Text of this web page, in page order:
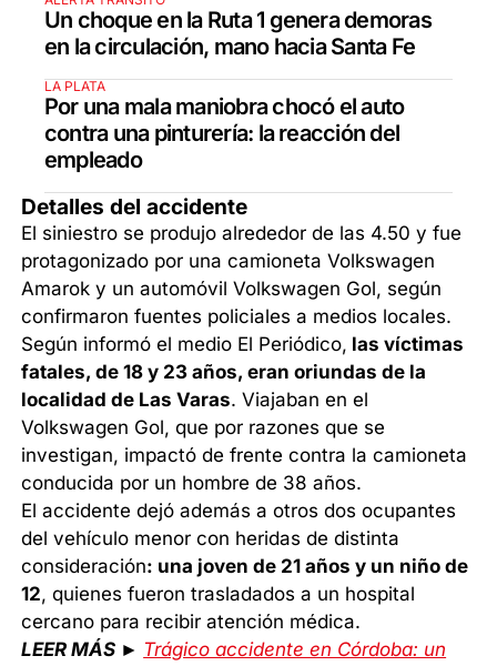
Un choque en la Ruta 1 genera demoras
en la circulación, mano hacia Santa Fe
LA PLATA
Por una mala maniobra chocó el auto
contra una pinturería: la reacción del
empleado
Detalles del accidente
El siniestro se produjo alrededor de las 4.50 y fue
protagonizado por una camioneta Volkswagen
Amarok y un automóvil Volkswagen Gol, según
confirmaron fuentes policiales a medios locales.
Según informó el medio El Periódico, las víctimas
fatales, de 18 y 23 años, eran oriundas de la
localidad de Las Varas. Viajaban en el
Volkswagen Gol, que por razones que se
investigan, impactó de frente contra la camioneta
conducida por un hombre de 38 años.
El accidente dejó además a otros dos ocupantes
del vehículo menor con heridas de distinta
consideración: una joven de 21 años y un niño de
12, quienes fueron trasladados a un hospital
cercano para recibir atención médica.
LEER MÁS ► Trágico accidente en Córdoba: un